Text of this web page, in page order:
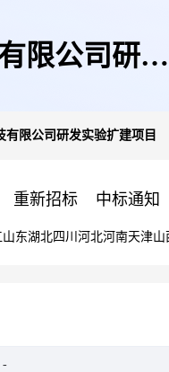
限公司研发
有限公司研发实验扩建项目
重新招标 中标通知
山东湖北四川 河北河南天津山